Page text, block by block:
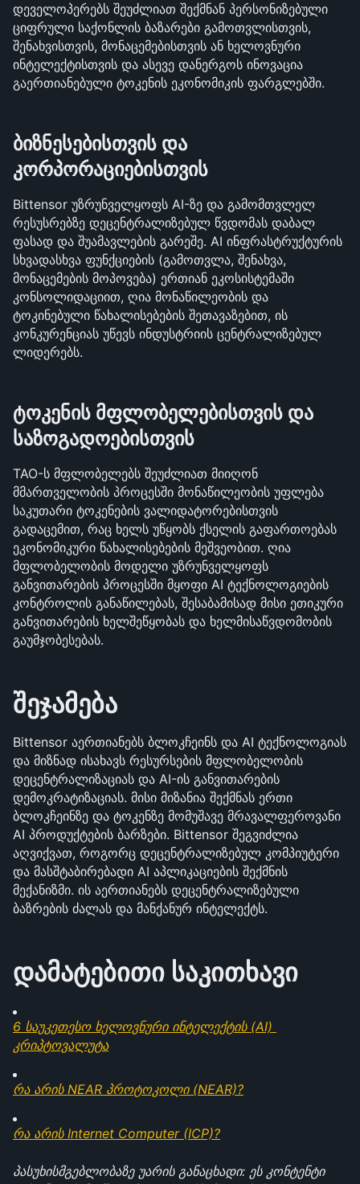
დეველოპერებს შეუძლიათ შექმნან პერსონიზებული
ციფრული საქონლის ბაზარები გამოთვლისთვის,
შენახვისთვის, მონაცემებისთვის ან ხელოვნური
ინტელექტისთვის და ასევე დანერგოს ინოვაცია
გაერთიანებული ტოკენის ეკონომიკის ფარგლებში.
ბიზნესებისთვის და
კორპორაციებისთვის
Bittensor უზრუნველყოფს AI-ზე და გამომთვლელ
რესუსრებზე დეცენტრალიზებულ წვდომას დაბალ
ფასად და შუამავლების გარეშე. AI ინფრასტრუქტურის
სხვადასხვა ფუნქციების (გამოთვლა, შენახვა,
მონაცემების მოპოვება) ერთიან ეკოსისტემაში
კონსოლიდაციით, ღია მონაწილეობის და
ტოკინებული წახალისებების შეთავაზებით, ის
კონკურენციას უწევს ინდუსტრიის ცენტრალიზებულ
ლიდერებს.
ტოკენის მფლობელებისთვის და
საზოგადოებისთვის
TAO-ს მფლობელებს შეუძლიათ მიიღონ
მმართველობის პროცესში მონაწილეობის უფლება
საკუთარი ტოკენების ვალიდატორებისთვის
გადაცემით, რაც ხელს უწყობს ქსელის გაფართოებას
ეკონომიკური წახალისებების მეშვეობით. ღია
მფლობელობის მოდელი უზრუნველყოფს
განვითარების პროცესში მყოფი AI ტექნოლოგიების
კონტროლის განაწილებას, შესაბამისად მისი ეთიკური
განვითარების ხელშეწყობას და ხელმისაწვდომობის
გაუმჯობესებას.
შეჯამება
Bittensor აერთიანებს ბლოკჩეინს და AI ტექნოლოგიას
და მიზნად ისახავს რესურსების მფლობელობის
დეცენტრალიზაციას და AI-ის განვითარების
დემოკრატიზაციას. მისი მიზანია შექმნას ერთი
ბლოკჩეინზე და ტოკენზე მომუშავე მრავალფეროვანი
AI პროდუქტების ბარზები. Bittensor შეგვიძლია
აღვიქვათ, როგორც დეცენტრალიზებულ კომპიუტერი
და მასშტაბირებადი AI აპლიკაციების შექმნის
მექანიზმი. ის აერთიანებს დეცენტრალიზებული
ბაზრების ძალას და მანქანურ ინტელექტს.
დამატებითი საკითხავი
6 საუკეთესო ხელოვნური ინტელექტის (AI)
კრიპტოვალუტა
რა არის NEAR პროტოკოლი (NEAR)?
რა არის Internet Computer (ICP)?
პასუხისმგებლობაზე უარის განაცხადი: ეს კონტენტი